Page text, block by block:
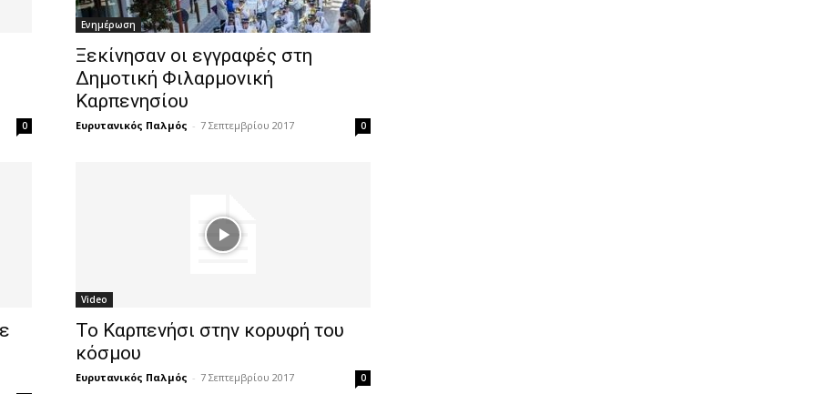
0
Ενημέρωση
Ξεκίνησαν οι εγγραφές στη
Δημοτική Φιλαρμονική
Καρπενησίου
Ευρυτανικός Παλμός - 7 Σεπτεμβρίου 2017 0
Video
Το Καρπενήσι στην κορυφή του
κόσμου
Ευρυτανικός Παλμός - 7 Σεπτεμβρίου 2017 0